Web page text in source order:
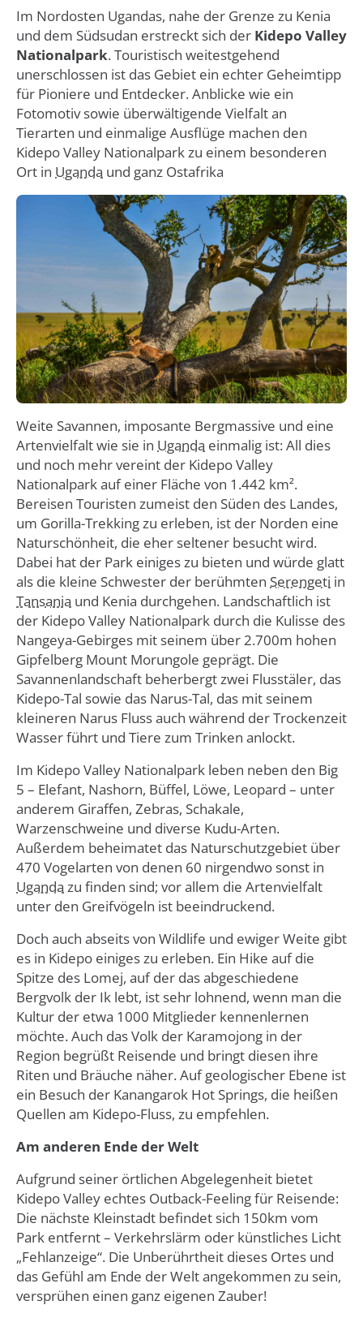
Im Nordosten Ugandas, nahe der Grenze zu Kenia
und dem Südsudan erstreckt sich der Kidepo Valley
Nationalpark. Touristisch weitestgehend
unerschlossen ist das Gebiet ein echter Geheimtipp
für Pioniere und Entdecker. Anblicke wie ein
Fotomotiv sowie überwältigende Vielfalt an
Tierarten und einmalige Ausflüge machen den
Kidepo Valley Nationalpark zu einem besonderen
Ort in Uganda und ganz Ostafrika
Weite Savannen, imposante Bergmassive und eine
Artenvielfalt wie sie in Uganda einmalig ist: All dies
und noch mehr vereint der Kidepo Valley
Nationalpark auf einer Fläche von 1.442 km².
Bereisen Touristen zumeist den Süden des Landes,
um Gorilla-Trekking zu erleben, ist der Norden eine
Naturschönheit, die eher seltener besucht wird.
Dabei hat der Park einiges zu bieten und würde glatt
als die kleine Schwester der berühmten Serengeti in
Tansania und Kenia durchgehen. Landschaftlich ist
der Kidepo Valley Nationalpark durch die Kulisse des
Nangeya-Gebirges mit seinem über 2.700m hohen
Gipfelberg Mount Morungole geprägt. Die
Savannenlandschaft beherbergt zwei Flusstäler, das
Kidepo-Tal sowie das Narus-Tal, das mit seinem
kleineren Narus Fluss auch während der Trockenzeit
Wasser führt und Tiere zum Trinken anlockt.
Im Kidepo Valley Nationalpark leben neben den Big
5 – Elefant, Nashorn, Büffel, Löwe, Leopard – unter
anderem Giraffen, Zebras, Schakale,
Warzenschweine und diverse Kudu-Arten.
Außerdem beheimatet das Naturschutzgebiet über
470 Vogelarten von denen 60 nirgendwo sonst in
Uganda zu finden sind; vor allem die Artenvielfalt
unter den Greifvögeln ist beeindruckend.
Doch auch abseits von Wildlife und ewiger Weite gibt
es in Kidepo einiges zu erleben. Ein Hike auf die
Spitze des Lomej, auf der das abgeschiedene
Bergvolk der Ik lebt, ist sehr lohnend, wenn man die
Kultur der etwa 1000 Mitglieder kennenlernen
möchte. Auch das Volk der Karamojong in der
Region begrüßt Reisende und bringt diesen ihre
Riten und Bräuche näher. Auf geologischer Ebene ist
ein Besuch der Kanangarok Hot Springs, die heißen
Quellen am Kidepo-Fluss, zu empfehlen.
Am anderen Ende der Welt
Aufgrund seiner örtlichen Abgelegenheit bietet
Kidepo Valley echtes Outback-Feeling für Reisende:
Die nächste Kleinstadt befindet sich 150km vom
Park entfernt – Verkehrslärm oder künstliches Licht
„Fehlanzeige“. Die Unberührtheit dieses Ortes und
das Gefühl am Ende der Welt angekommen zu sein,
versprühen einen ganz eigenen Zauber!